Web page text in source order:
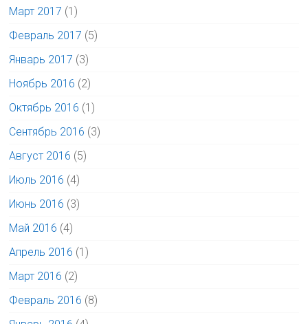
Март 2017 (1)
Февраль 2017 (5)
Январь 2017 (3)
Ноябрь 2016 (2)
Октябрь 2016 (1)
Сентябрь 2016 (3)
Август 2016 (5)
Июль 2016 (4)
Июнь 2016 (3)
Май 2016 (4)
Апрель 2016 (1)
Март 2016 (2)
Февраль 2016 (8)